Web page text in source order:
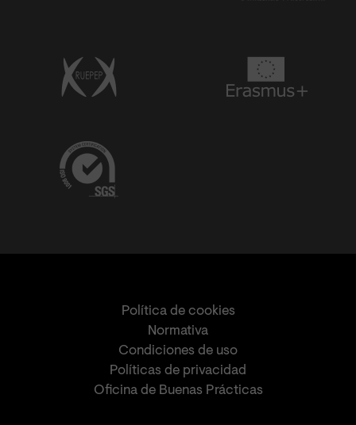
Política de cookies
Normativa
Condiciones de uso
Políticas de privacidad
Oficina de Buenas Prácticas